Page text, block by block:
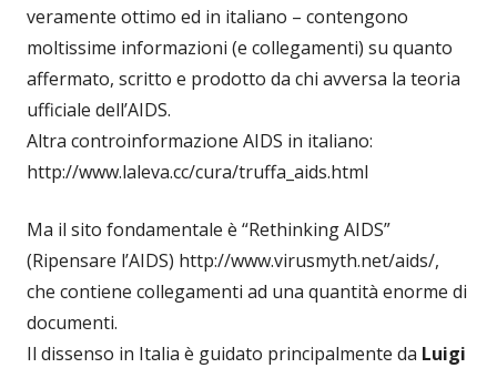
veramente ottimo ed in italiano – contengono
moltissime informazioni (e collegamenti) su quanto
affermato, scritto e prodotto da chi avversa la teoria
ufficiale dell’AIDS.
Altra controinformazione AIDS in italiano:
http://www.laleva.cc/cura/truffa_aids.html
Ma il sito fondamentale è “Rethinking AIDS”
(Ripensare l’AIDS) http://www.virusmyth.net/aids/,
che contiene collegamenti ad una quantità enorme di
documenti.
Il dissenso in Italia è guidato principalmente da Luigi